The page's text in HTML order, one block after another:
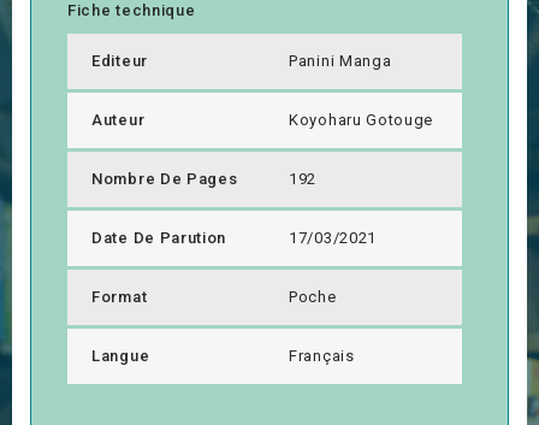
Fiche technique
Editeur Panini Manga
Auteur Koyoharu Gotouge
Nombre De Pages 192
Date De Parution 17/03/2021
Format Poche
Langue Français